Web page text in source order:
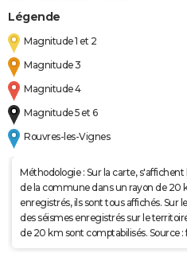
Légende
Magnitude 1 et 2
Magnitude 3
Magnitude 4
Magnitude 5 et 6
Rouvres-les-Vignes
Méthodologie : Sur la carte, s'affichent
de la commune dans un rayon de 20
enregistrés, ils sont tous affichés. Sur
des séismes enregistrés sur le
de 20 km sont comptabilisés. Source :